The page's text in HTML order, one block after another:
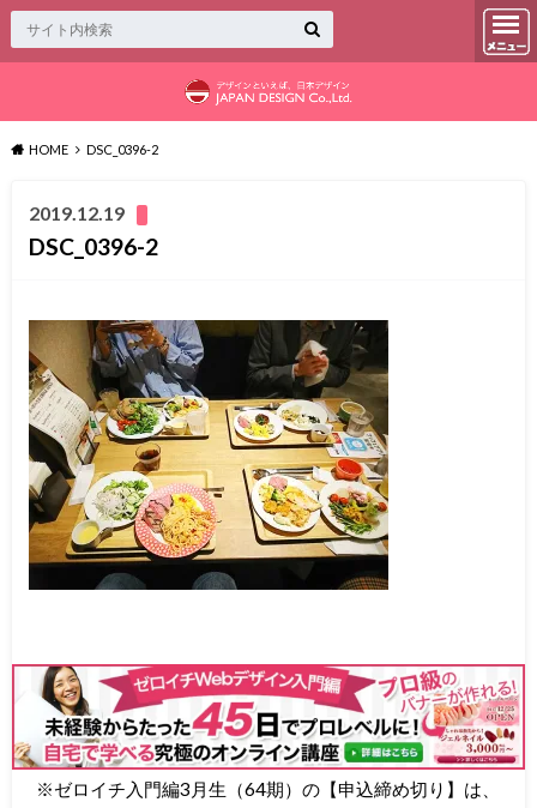
HOME DSC_0396-2
2019.12.19
DSC_0396-2
※ゼロイチ入門編3月生（64期）の【申込締め切り】は、